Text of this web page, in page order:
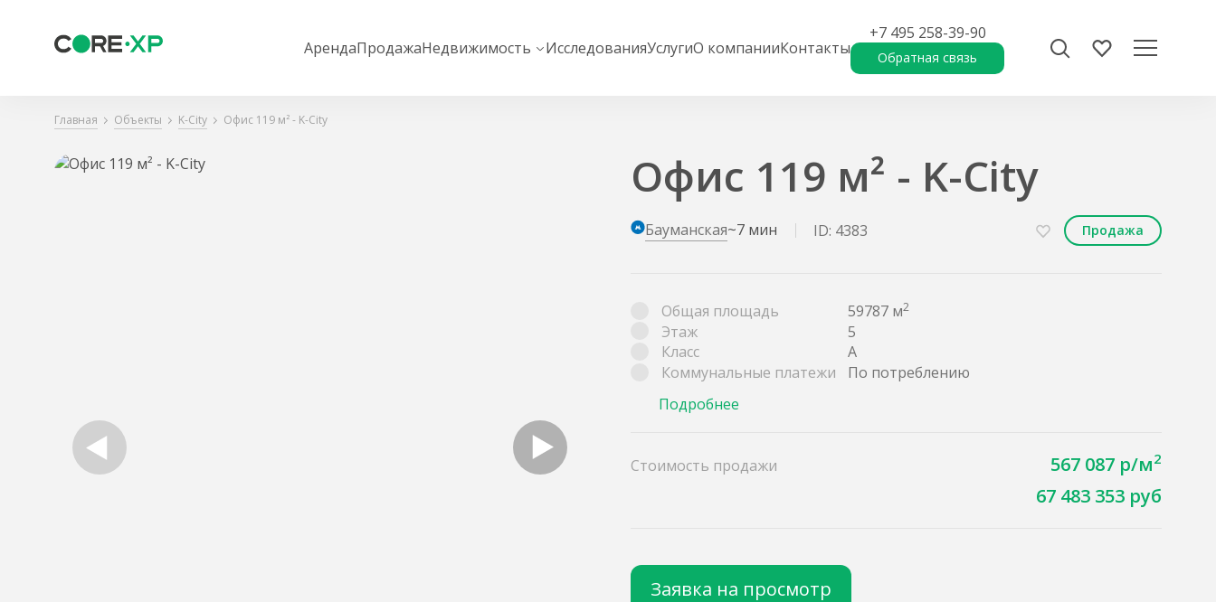
АрендаПродажаНедвижимость ИсследованияУслугиО компанииКонтакты
+7 495 258-39-90
Обратная связь
Главная Объекты K-City Офис 119 м² - K-City
Офис 119 м² - K-City
Бауманская~7 мин ID: 4383 Продажа
Общая площадь 59787 м2
Этаж
5
Класс
A
Коммунальные платежи
По потреблению
Подробнее
Стоимость продажи 567 087 р/м2
67 483 353 руб
Заявка на просмотр